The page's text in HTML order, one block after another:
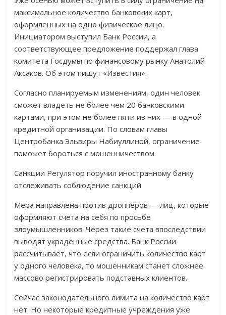
максимальное количество банковских карт,
оформленных на одно физическое лицо.
Инициатором выступил Банк России, а
соответствующеепредложение поддержал глава
комитета Госдумы по финансовому рынку Анатолий
Аксаков. Об этом пишут «Известия».
Согласно планируемым изменениям, один человек
сможет владеть не более чем 20 банковскими
картами, при этом не более пяти из них — в одной
кредитной организации. По словам главы
Центробанка Эльвиры Набиуллиной, ограничение
поможет бороться с мошенничеством.
Санкции Регулятор поручил иностранному банку
отслеживать соблюдение санкций
Мера направлена против дропперов — лиц, которые
оформляют счета на себя по просьбе
злоумышленников. Через такие счета впоследствии
выводят украденные средства. Банк России
рассчитывает, что если ограничить количество карт
у одного человека, то мошенникам станет сложнее
массово регистрировать подставных клиентов.
Сейчас законодательного лимита на количество карт
нет. Но некоторые кредитные учреждения уже